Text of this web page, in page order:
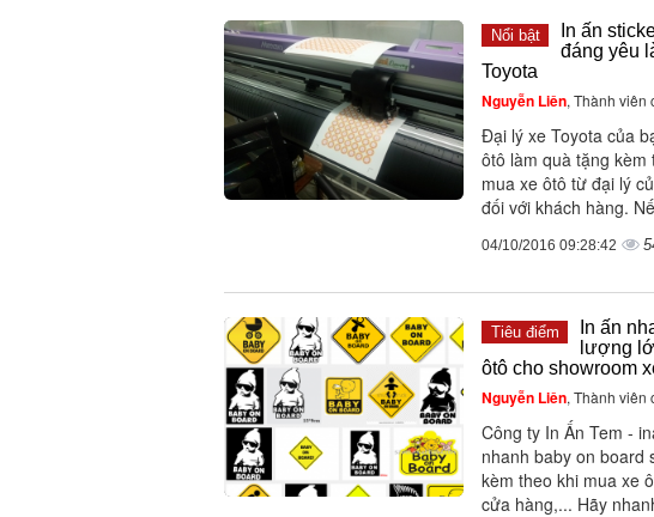
Nổi bật
In ấn
đáng yêu
Toyota
Nguyễn Liên, Thành viên
Đại lý xe Toyota của
ôtô làm quà tặng
mua xe ôtô từ đại lý
đối với khách hàng.
04/10/2016 09:28:42
Tiêu điểm
In ấn
lượng
ôtô cho showroom
Nguyễn Liên, Thành viên
Công ty In Ấn Tem -
nhanh baby on board
kèm theo khi mua xe
cửa hàng,... Hãy